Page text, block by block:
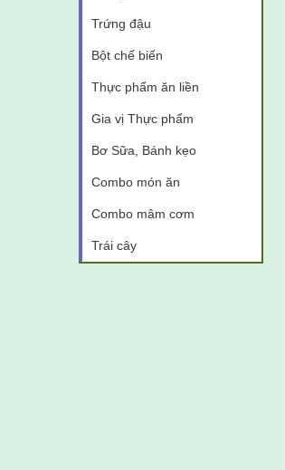
Trứng đậu
Bột chế biến
Thực phẩm ăn liền
Gia vị Thực phẩm
Bơ Sữa, Bánh kẹo
Combo món ăn
Combo mâm cơm
Trái cây